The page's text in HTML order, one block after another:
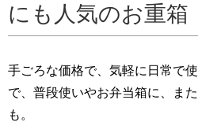
にも人気のお重箱
手ごろな価格で、気軽に日常で
で、普段使いやお弁当箱に、ま
も。